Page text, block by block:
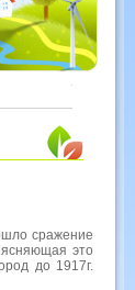
сражение
это
до 1917г.